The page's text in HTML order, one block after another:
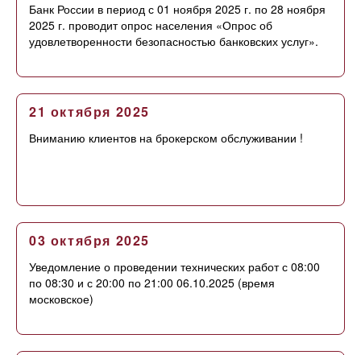
Банк России в период с 01 ноября 2025 г. по 28 ноября
2025 г. проводит опрос населения «Опрос об
удовлетворенности безопасностью банковских услуг».
21 октября 2025
Вниманию клиентов на брокерском обслуживании !
03 октября 2025
Уведомление о проведении технических работ с 08:00
по 08:30 и с 20:00 по 21:00 06.10.2025 (время
московское)